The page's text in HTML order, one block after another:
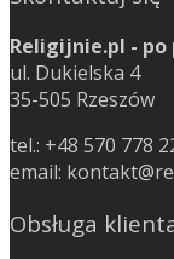
Religijnie.pl - po
ul. Dukielska 4
35-505 Rzeszów
tel.: +48 570 778
email:
Obsługa